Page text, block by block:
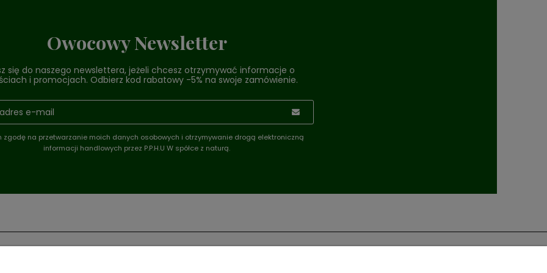
Owocowy Newsletter
się do naszego newslettera, jeżeli chcesz otrzymywać informacje o
i promocjach. Odbierz kod rabatowy -5% na swoje zamówienie.
zgodę na przetwarzanie moich danych osobowych i otrzymywanie drogą elektroniczną
informacji handlowych przez P.P.H.U W spółce z naturą.